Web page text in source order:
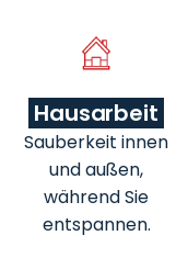
Hausarbeit
Sauberkeit innen
und außen,
während Sie
entspannen.